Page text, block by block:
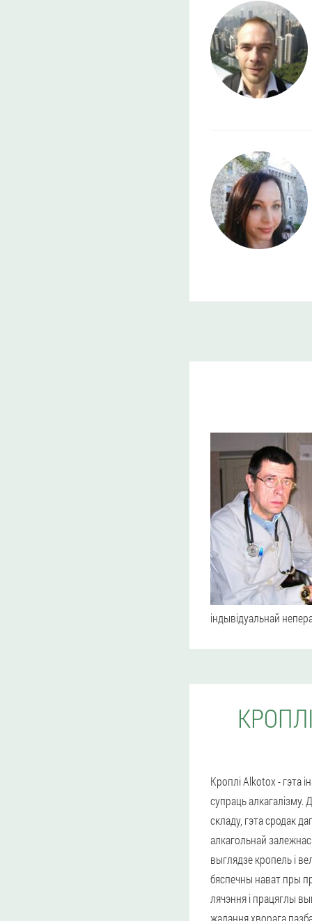
індывідуальнай
Кроплі Alkotox - гэта
супраць алкагалізму.
складу, гэта сродак
алкагольнай
выглядзе кропель і
бяспечны нават пры
лячэння і працяглы
жадання хворага